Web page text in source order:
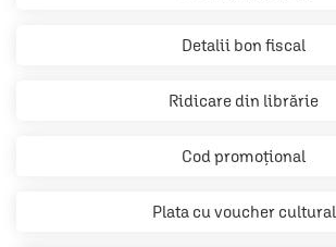
Detalii bon fiscal
Ridicare din librărie
Cod promoțional
Plata cu voucher cultural